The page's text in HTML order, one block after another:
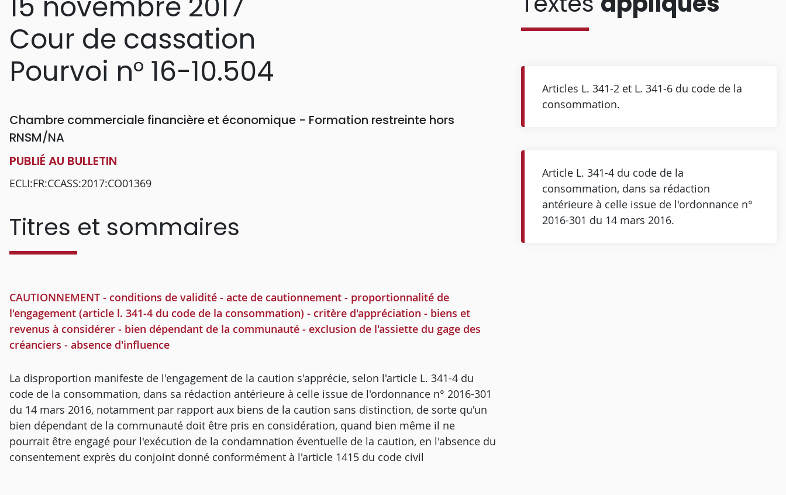
Cour de cassation
Pourvoi n° 16-10.504
Chambre commerciale financière et économique - Formation restreinte hors
RNSM/NA
PUBLIÉ AU BULLETIN
ECLI:FR:CCASS:2017:CO01369
Titres et sommaires
CAUTIONNEMENT - conditions de validité - acte de cautionnement - proportionnalité de
l'engagement (article l. 341-4 du code de la consommation) - critère d'appréciation - biens et
revenus à considérer - bien dépendant de la communauté - exclusion de l'assiette du gage des
créanciers - absence d'influence
La disproportion manifeste de l'engagement de la caution s'apprécie, selon l'article L. 341-4 du
code de la consommation, dans sa rédaction antérieure à celle issue de l'ordonnance n° 2016-301
du 14 mars 2016, notamment par rapport aux biens de la caution sans distinction, de sorte qu'un
bien dépendant de la communauté doit être pris en considération, quand bien même il ne
pourrait être engagé pour l'exécution de la condamnation éventuelle de la caution, en l'absence du
consentement exprès du conjoint donné conformément à l'article 1415 du code civil
Articles L. 341-2 et L. 341-6 du code de la
consommation.
Article L. 341-4 du code de la
consommation, dans sa rédaction
antérieure à celle issue de l'ordonnance n°
2016-301 du 14 mars 2016.